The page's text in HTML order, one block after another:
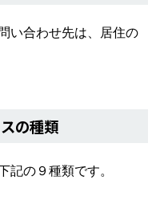
い合わせ先は、居住の
の種類
記の９種類です。